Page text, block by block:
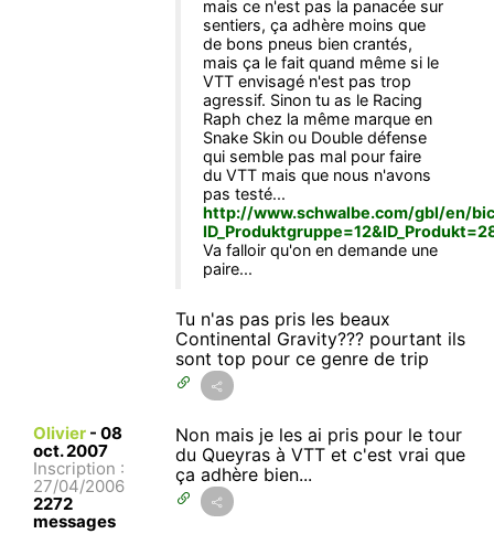
mais ce n'est pas la panacée sur
sentiers, ça adhère moins que
de bons pneus bien crantés,
mais ça le fait quand même si le
VTT envisagé n'est pas trop
agressif. Sinon tu as le Racing
Raph chez la même marque en
Snake Skin ou Double défense
qui semble pas mal pour faire
du VTT mais que nous n'avons
pas testé...
http://www.schwalbe.com/gbl/en/
Va falloir qu'on en demande une
paire...
Tu n'as pas pris les beaux
Continental Gravity??? pourtant ils
sont top pour ce genre de trip
Olivier - 08
oct. 2007
Inscription :
27/04/2006
2272
messages
Non mais je les ai pris pour le tour
du Queyras à VTT et c'est vrai que
ça adhère bien...